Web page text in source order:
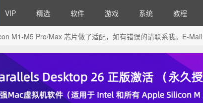
VIP 精选 软件 游戏 系统 教程
M1-M5 Pro/Max 芯片做了适配，如有错误的请联系我。E-Mail